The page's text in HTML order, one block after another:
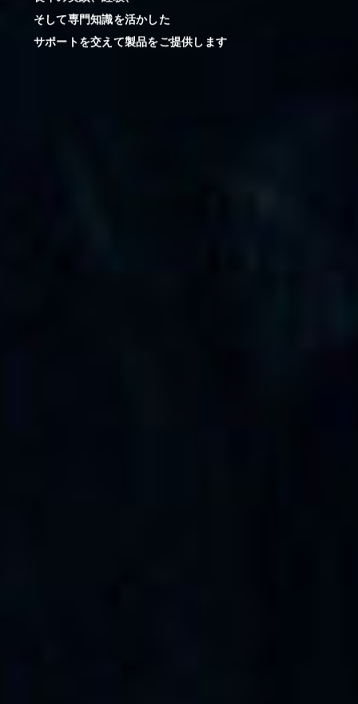
そして専門知識を活かした
サポートを交えて製品をご提供します